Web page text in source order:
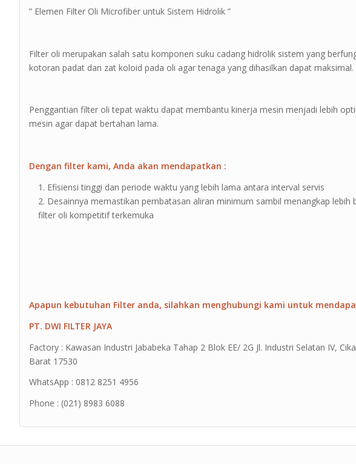
” Elemen Filter Oli Microfiber untuk Sistem Hidrolik ”
Filter oli merupakan salah satu komponen suku cadang hidrolik sistem yang
kotoran padat dan zat koloid pada oli agar tenaga yang dihasilkan dapat maksimal.
Penggantian filter oli tepat waktu dapat membantu kinerja mesin menjadi lebih
mesin agar dapat bertahan lama.
Dengan filter kami, Anda akan mendapatkan :
Efisiensi tinggi dan periode waktu yang lebih lama antara interval servis
Desainnya memastikan pembatasan aliran minimum sambil menangkap lebih
filter oli kompetitif terkemuka
Apapun kebutuhan Filter anda, silahkan menghubungi kami untuk
PT. DWI FILTER JAYA
Factory : Kawasan Industri Jababeka Tahap 2 Blok EE/ 2G Jl. Industri Selatan IV,
Barat 17530
WhatsApp : 0812 8251 4956
Phone : (021) 8983 6088